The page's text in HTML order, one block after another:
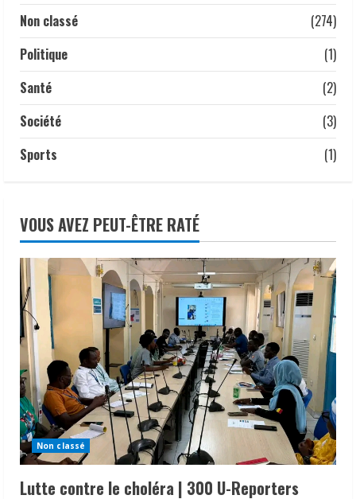
Idriss Déby Itno, supprimant l’obligation
Non classé
(274)
Politique
(1)
Santé
(2)
Société
(3)
Sports
(1)
VOUS AVEZ PEUT-ÊTRE RATÉ
Non classé
Lutte contre le choléra | 300 U-Reporters